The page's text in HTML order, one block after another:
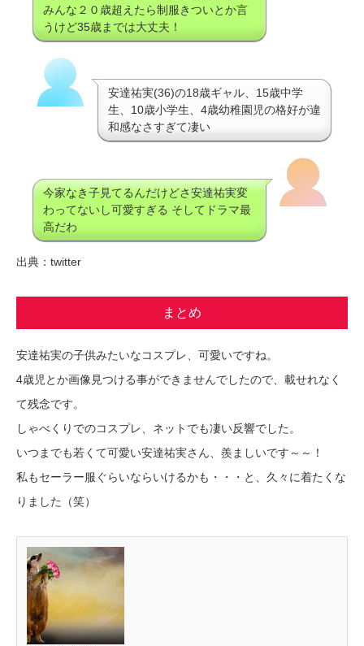
みんな２０歳超えたら制服きついとか言
うけど35歳までは大丈夫！
安達祐実(36)の18歳ギャル、15歳中学
生、10歳小学生、4歳幼稚園児の格好が違
和感なさすぎて凄い
今家なき子見てるんだけどさ安達祐実変
わってないし可愛すぎる そしてドラマ最
高だわ
出典：twitter
まとめ
安達祐実の子供みたいなコスプレ、可愛いですね。
4歳児とか画像見つける事ができませんでしたので、載せれなく
て残念です。
しゃべくりでのコスプレ、ネットでも凄い反響でした。
いつまでも若くて可愛い安達祐実さん、羨ましいです～～！
私もセーラー服ぐらいならいけるかも・・・と、久々に着たくな
りました（笑）